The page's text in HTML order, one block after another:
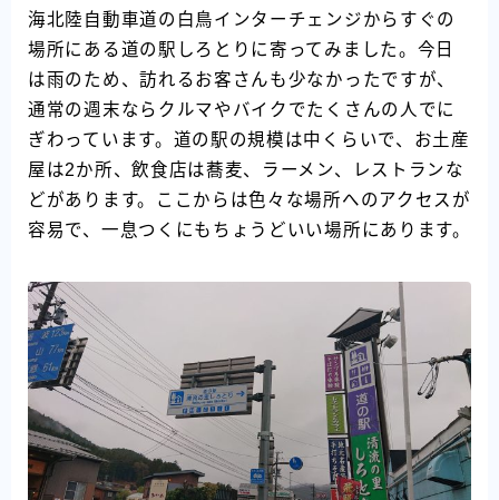
アクセス
会社案内
海北陸自動車道の白鳥インターチェンジからすぐの
場所にある道の駅しろとりに寄ってみました。今日
は雨のため、訪れるお客さんも少なかったですが、
通常の週末ならクルマやバイクでたくさんの人でに
ぎわっています。道の駅の規模は中くらいで、お土産
屋は2か所、飲食店は蕎麦、ラーメン、レストランな
どがあります。ここからは色々な場所へのアクセスが
容易で、一息つくにもちょうどいい場所にあります。